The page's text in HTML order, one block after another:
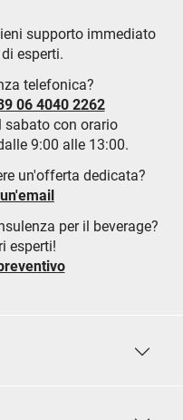
supporto immediato
esperti.
telefonica?
06 4040 2262
con orario
9:00 alle 13:00.
un'offerta dedicata?
per il beverage?
esperti!